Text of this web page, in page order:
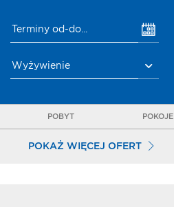
Terminy od-do...
Wyżywienie
POBYT POKOJE
POKAŻ WIĘCEJ OFERT